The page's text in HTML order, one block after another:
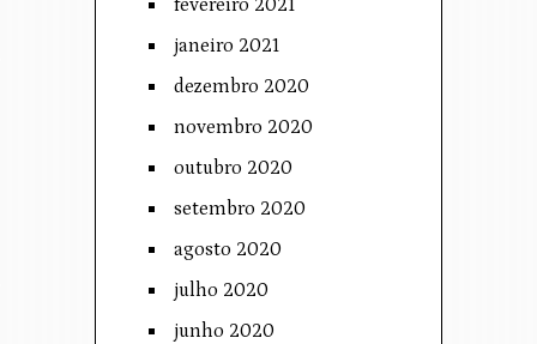
fevereiro 2021
janeiro 2021
dezembro 2020
novembro 2020
outubro 2020
setembro 2020
agosto 2020
julho 2020
junho 2020